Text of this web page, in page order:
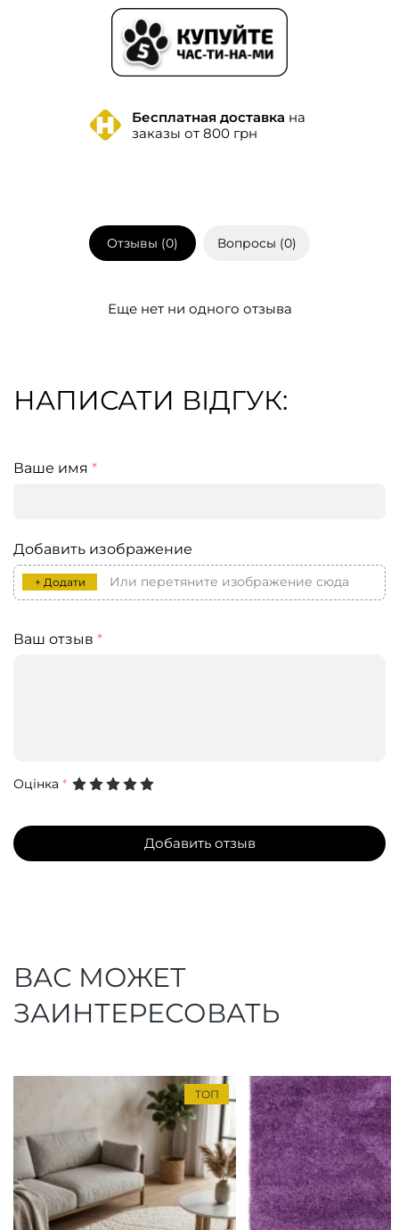
Бесплатная доставка на
заказы от 800 грн
Отзывы (0) Вопросы (0)
Еще нет ни одного отзыва
НАПИСАТИ ВІДГУК:
Ваше имя *
Добавить изображение
+ Додати Или перетяните изображение сюда
Ваш отзыв *
Оцінка *
Добавить отзыв
ВАС МОЖЕТ
ЗАИНТЕРЕСОВАТЬ
ТОП